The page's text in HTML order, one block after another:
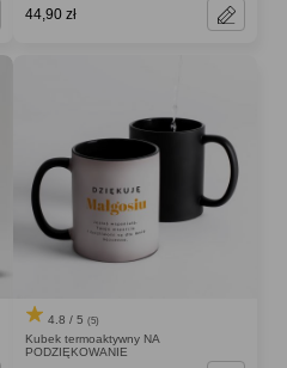
44,90 zł
4.8 / 5 (5)
Kubek termoaktywny NA
PODZIĘKOWANIE